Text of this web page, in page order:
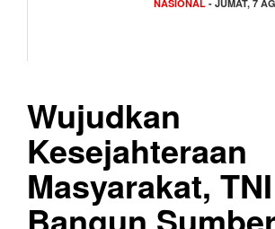
NASIONAL - JUMAT, 7
Wujudkan
Kesejahteraan
Masyarakat,
Bangun